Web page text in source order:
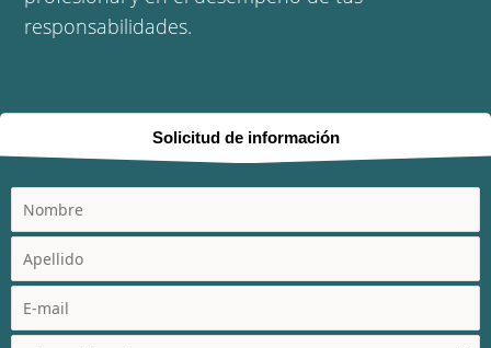
responsabilidades.
Solicitud de información